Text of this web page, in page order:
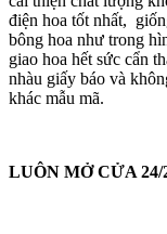
điện hoa tốt nhất,
bông hoa như trong
giao hoa hết sức cẩn
nhàu giấy báo và
khác mẫu mã.
LUÔN MỞ CỬA 24/